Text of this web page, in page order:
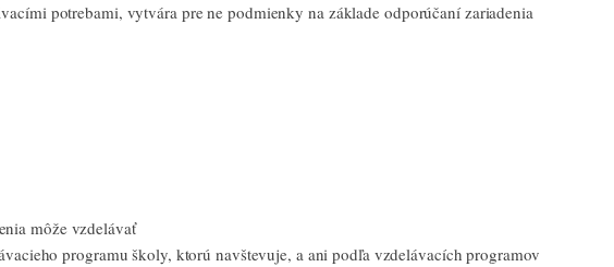
potrebami, vytvára pre ne podmienky na základe odporúčaní zariadenia
môže vzdelávať
programu školy, ktorú navštevuje, a ani podľa vzdelávacích programov